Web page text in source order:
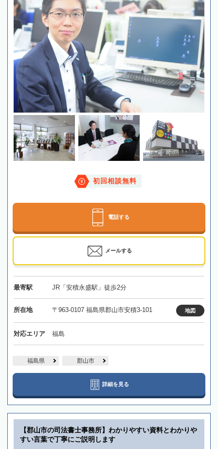
初回相談無料
電話する
メールする
最寄駅 JR「安積永盛駅」徒歩2分
所在地 〒963-0107 福島県郡山市安積3-101 地図
対応エリア 福島
福島県 郡山市
詳細を見る
【郡山市の司法書士事務所】わかりやすい資料とわかりや
すい言葉で丁寧にご説明します